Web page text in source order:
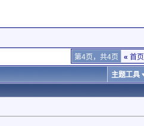
第4页，共4页 « 首页
主题工具